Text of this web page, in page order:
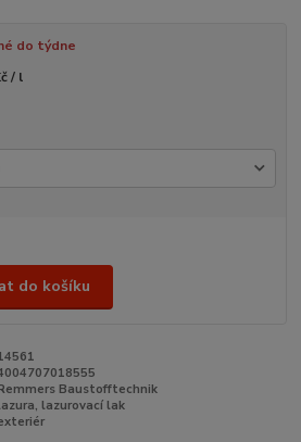
do týdne
/ l
do košíku
Baustofftechnik
lazurovací lak